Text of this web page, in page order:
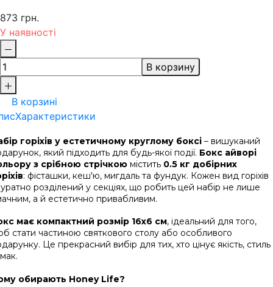
873 грн.
У наявності
В корзину
В корзині
Характеристики
горіхів у естетичному круглому боксі – вишуканий
який підходить для будь-якої події. Бокс айворі
з срібною стрічкою містить 0.5 кг добірних
: фісташки, кеш'ю, мигдаль та фундук. Кожен вид горіхів
розділений у секціях, що робить цей набір не лише
а й естетично привабливим.
має компактний розмір 16х6 см, ідеальний для того,
стати частиною святкового столу або особливого
Це прекрасний вибір для тих, хто цінує якість, стиль
обирають Honey Life?